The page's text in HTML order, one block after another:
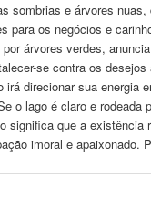
sombrias e árvores nuas,
para os negócios e
árvores verdes,
se contra os
irá direcionar sua energia
o lago é claro e rodeada
significa que a existência
imoral e apaixonado.